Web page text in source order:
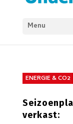
Menu
ENERGIE & CO2
verkast: